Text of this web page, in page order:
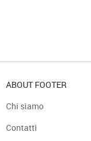
ABOUT FOOTER
Chi siamo
Contatti